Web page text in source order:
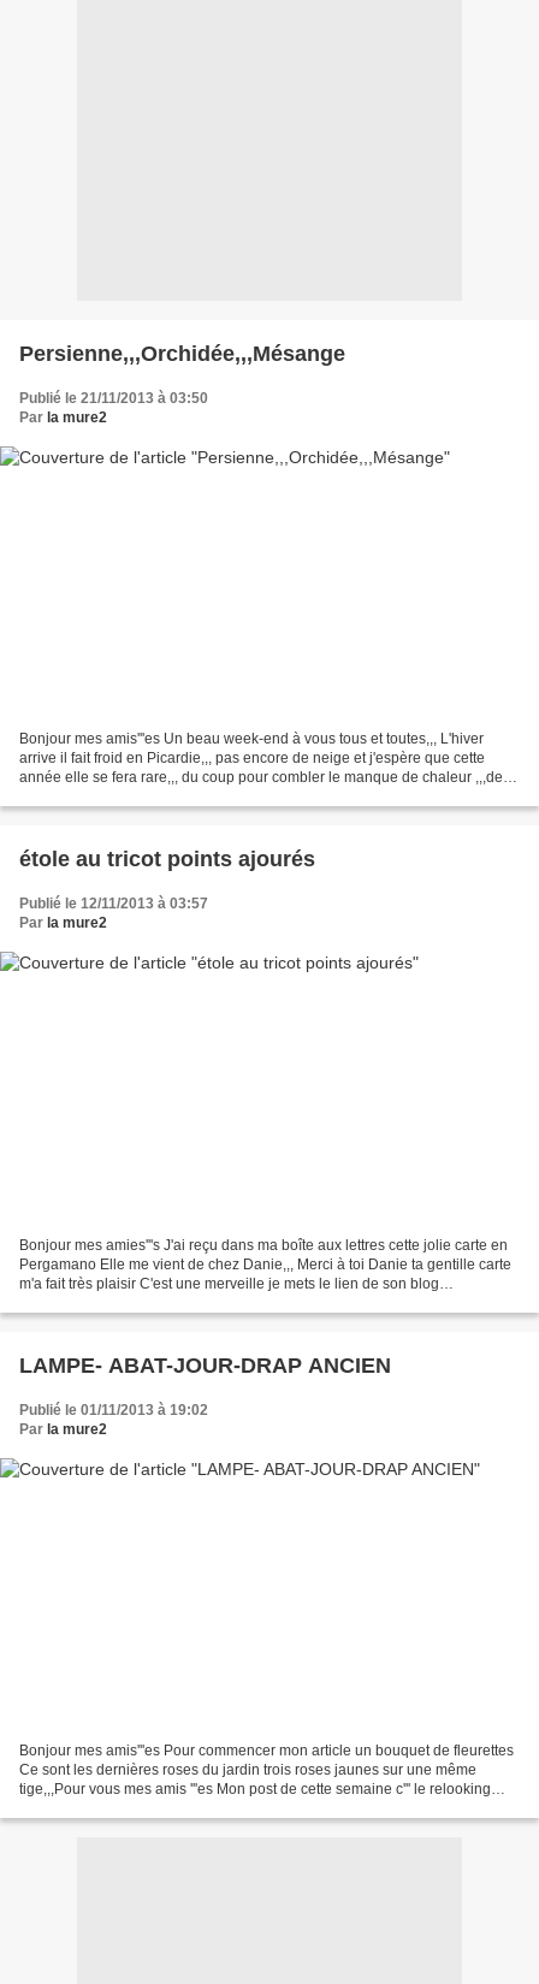
Persienne,,,Orchidée,,,Mésange
Publié le 21/11/2013 à 03:50
Par la mure2
Bonjour mes amis'''es Un beau week-end à vous tous et toutes,,, L'hiver
arrive il fait froid en Picardie,,, pas encore de neige et j'espère que cette
année elle se fera rare,,, du coup pour combler le manque de chaleur ,,,de
étole au tricot points ajourés
Publié le 12/11/2013 à 03:57
Par la mure2
Bonjour mes amies'''s J'ai reçu dans ma boîte aux lettres cette jolie carte en
Pergamano Elle me vient de chez Danie,,, Merci à toi Danie ta gentille carte
m'a fait très plaisir C'est une merveille je mets le lien de son blog
LAMPE- ABAT-JOUR-DRAP ANCIEN
Publié le 01/11/2013 à 19:02
Par la mure2
Bonjour mes amis'''es Pour commencer mon article un bouquet de fleurettes
Ce sont les dernières roses du jardin trois roses jaunes sur une même
tige,,,Pour vous mes amis '''es Mon post de cette semaine c''' le relooking